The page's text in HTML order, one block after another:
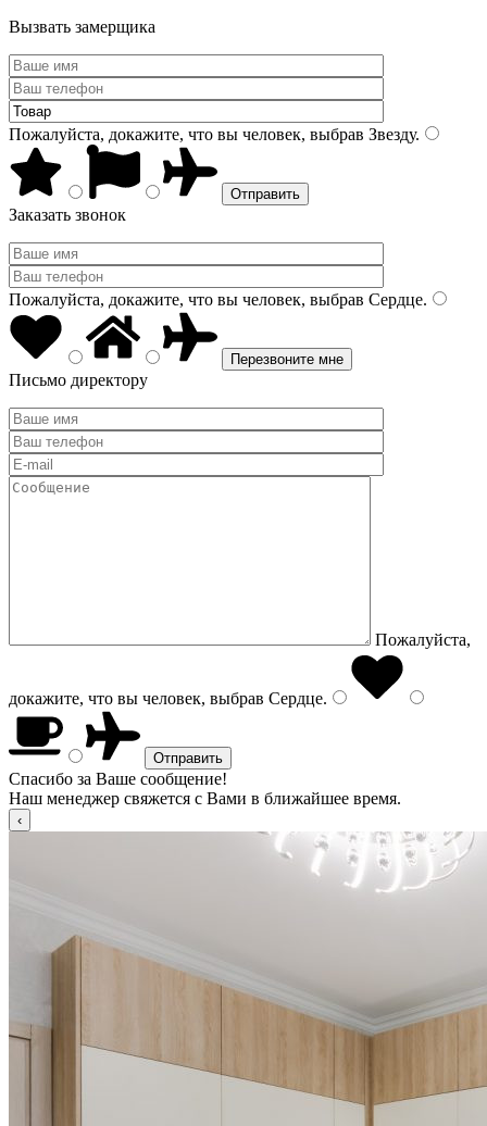
Вызвать замерщика
Пожалуйста, докажите, что вы человек, выбрав Звезду.
Заказать звонок
Пожалуйста, докажите, что вы человек, выбрав Сердце.
Письмо директору
Пожалуйста,
докажите, что вы человек, выбрав Сердце.
Спасибо за Ваше сообщение!
Наш менеджер свяжется с Вами в ближайшее время.